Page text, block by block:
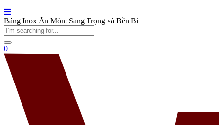
Bảng Inox Ăn Mòn: Sang Trọng và Bền Bỉ
0